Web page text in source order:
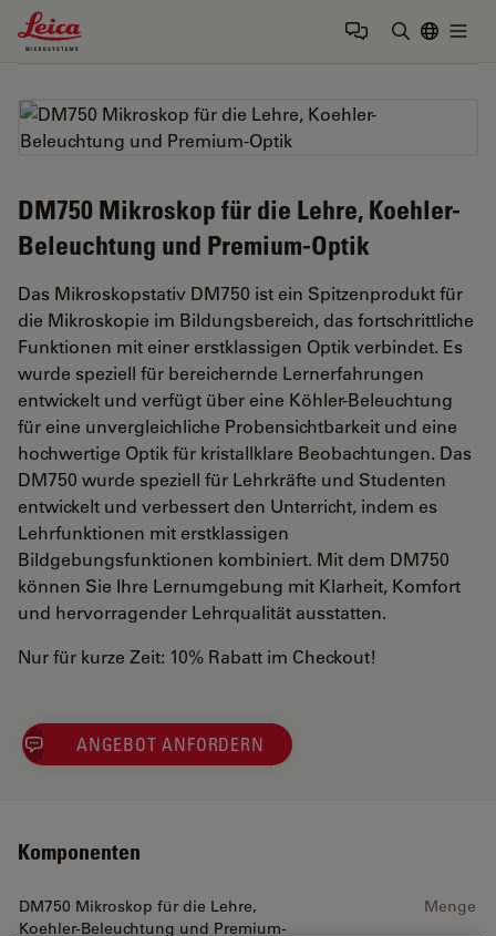
Leica Microsystems Logo
DM750 Mikroskop für die Lehre, Koehler-
Beleuchtung und Premium-Optik
Das Mikroskopstativ DM750 ist ein Spitzenprodukt für
die Mikroskopie im Bildungsbereich, das fortschrittliche
Funktionen mit einer erstklassigen Optik verbindet. Es
wurde speziell für bereichernde Lernerfahrungen
entwickelt und verfügt über eine Köhler-Beleuchtung
für eine unvergleichliche Probensichtbarkeit und eine
hochwertige Optik für kristallklare Beobachtungen. Das
DM750 wurde speziell für Lehrkräfte und Studenten
entwickelt und verbessert den Unterricht, indem es
Lehrfunktionen mit erstklassigen
Bildgebungsfunktionen kombiniert. Mit dem DM750
können Sie Ihre Lernumgebung mit Klarheit, Komfort
und hervorragender Lehrqualität ausstatten.
Nur für kurze Zeit: 10% Rabatt im Checkout!
ANGEBOT ANFORDERN
Komponenten
DM750 Mikroskop für die Lehre,
Koehler-Beleuchtung und Premium-
Menge